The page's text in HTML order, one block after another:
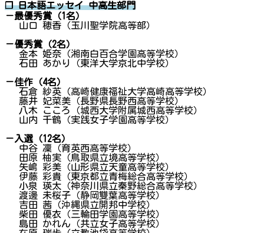
❐日本語エッセイ 中高生部門
－最優秀賞（1名）
山口 穂香（玉川聖学院高等部）
－優秀賞（2名）
金本 姫奈（湘南白百合学園高等学校）
石田 あかり（東洋大学京北中学校）
－佳作（4名）
石倉 紗英（高崎健康福祉大学高崎高等学校）
藤井 妃菜美（長野県長野西高等学校）
八木 こころ（城西大学附属城西高等学校）
山内 千鶴（実践女子学園高等学校）
－入選（12名）
中谷 凜（育英西高等学校）
田原 柚実（鳥取県立境高等学校）
矢嶋 彩美（山形県立天童高等学校）
伊藤 彩貴（東京都立青梅総合高等学校）
小泉 瑛太（神奈川県立秦野総合高等学校）
渡邊 未桜子（静岡雙葉高等学校）
吉田 茜（沖縄県立開邦中学校）
柴田 優衣（三輪田学園高等学校）
島田 かれん（共立女子高等学校）